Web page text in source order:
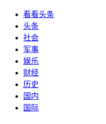
看看头条
头条
社会
军事
娱乐
财经
历史
国内
国际